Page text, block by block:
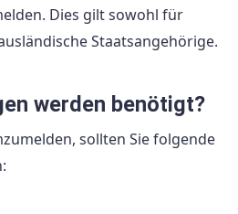
Dies gilt sowohl für
Staatsangehörige.
werden benötigt?
sollten Sie folgende